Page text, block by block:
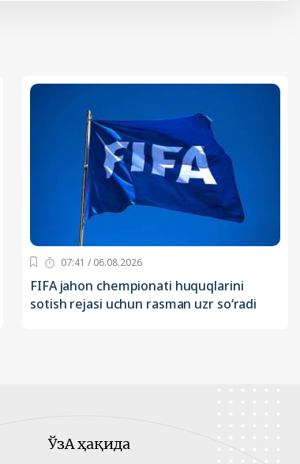
07:41 / 06.08.2026
FIFA jahon chempionati huquqlarini
sotish rejasi uchun rasman uzr so‘radi
ЎзА ҳақида